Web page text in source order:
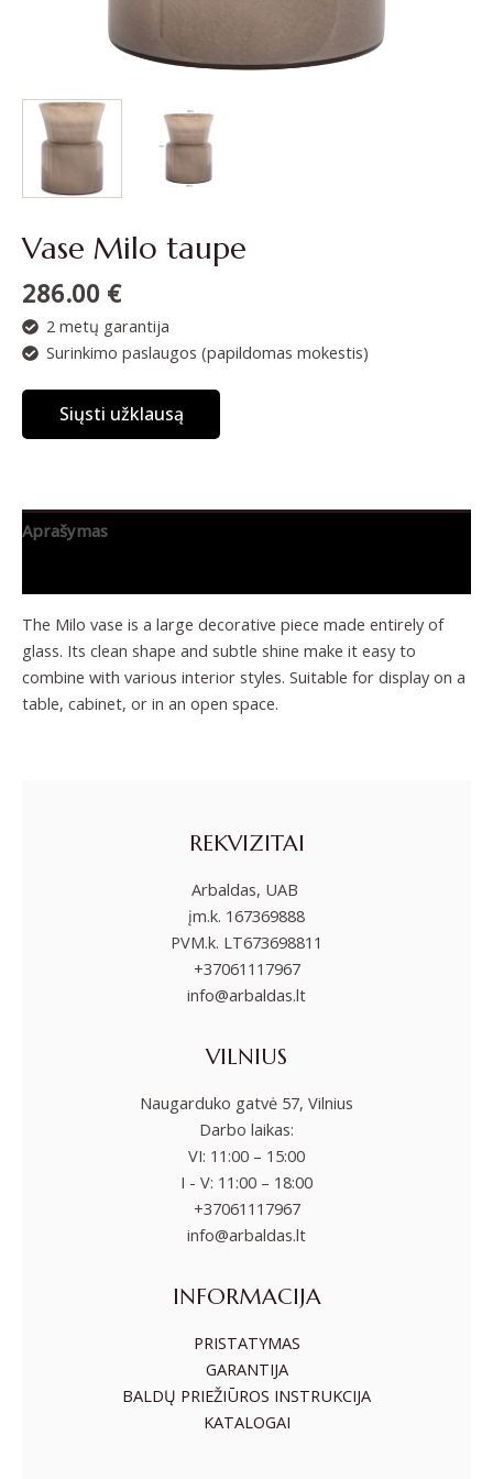
Vase Milo taupe
286.00 €
2 metų garantija
Surinkimo paslaugos (papildomas mokestis)
Siųsti užklausą
Aprašymas
The Milo vase is a large decorative piece made entirely of
glass. Its clean shape and subtle shine make it easy to
combine with various interior styles. Suitable for display on a
table, cabinet, or in an open space.
REKVIZITAI
Arbaldas, UAB
įm.k. 167369888
PVM.k. LT673698811
+37061117967
info@arbaldas.lt
VILNIUS
Naugarduko gatvė 57, Vilnius
Darbo laikas:
VI: 11:00 – 15:00
I - V: 11:00 – 18:00
+37061117967
info@arbaldas.lt
INFORMACIJA
PRISTATYMAS
GARANTIJA
BALDŲ PRIEŽIŪROS INSTRUKCIJA
KATALOGAI